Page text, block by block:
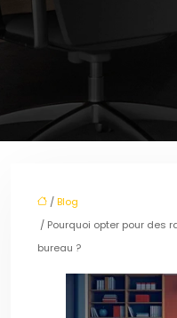
/Blog
/ Pourquoi opter pour des
bureau ?